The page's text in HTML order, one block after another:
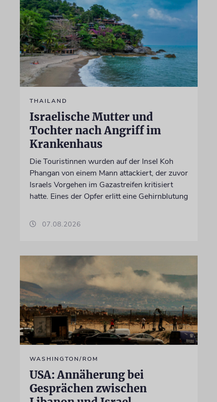
THAILAND
Israelische Mutter und
Tochter nach Angriff im
Krankenhaus
Die Touristinnen wurden auf der Insel Koh
Phangan von einem Mann attackiert, der zuvor
Israels Vorgehen im Gazastreifen kritisiert
hatte. Eines der Opfer erlitt eine Gehirnblutung
07.08.2026
WASHINGTON/ROM
USA: Annäherung bei
Gesprächen zwischen